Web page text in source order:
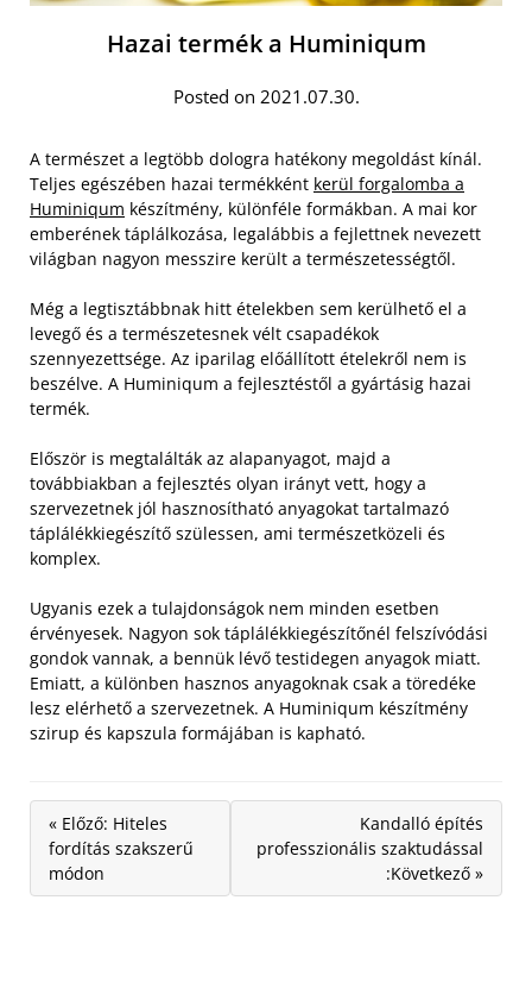
Hazai termék a Huminiqum
Posted on 2021.07.30.
A természet a legtöbb dologra hatékony megoldást kínál.
Teljes egészében hazai termékként kerül forgalomba a
Huminiqum készítmény, különféle formákban. A mai kor
emberének táplálkozása, legalábbis a fejlettnek nevezett
világban nagyon messzire került a természetességtől.
Még a legtisztábbnak hitt ételekben sem kerülhető el a
levegő és a természetesnek vélt csapadékok
szennyezettsége. Az iparilag előállított ételekről nem is
beszélve. A Huminiqum a fejlesztéstől a gyártásig hazai
termék.
Először is megtalálták az alapanyagot, majd a
továbbiakban a fejlesztés olyan irányt vett, hogy a
szervezetnek jól hasznosítható anyagokat tartalmazó
táplálékkiegészítő szülessen, ami természetközeli és
komplex.
Ugyanis ezek a tulajdonságok nem minden esetben
érvényesek. Nagyon sok táplálékkiegészítőnél felszívódási
gondok vannak, a bennük lévő testidegen anyagok miatt.
Emiatt, a különben hasznos anyagoknak csak a töredéke
lesz elérhető a szervezetnek. A Huminiqum készítmény
szirup és kapszula formájában is kapható.
« Előző: Hiteles
fordítás szakszerű
módon
Kandalló építés
professzionális szaktudással
:Következő »